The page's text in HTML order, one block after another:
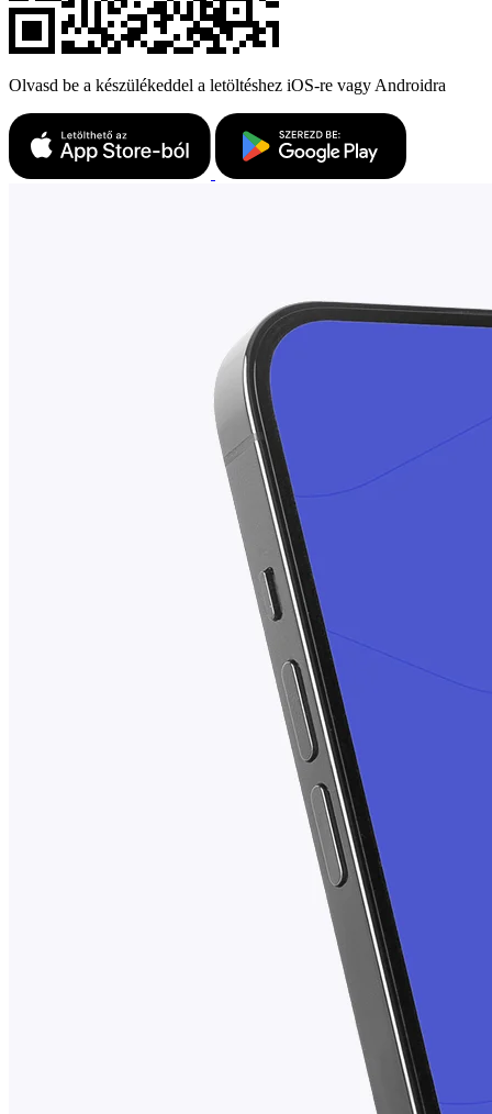
Olvasd be a készülékeddel a letöltéshez iOS-re vagy Androidra